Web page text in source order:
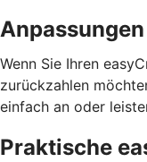
Wenn Sie Ihren
zurückzahlen
einfach an oder
Praktische